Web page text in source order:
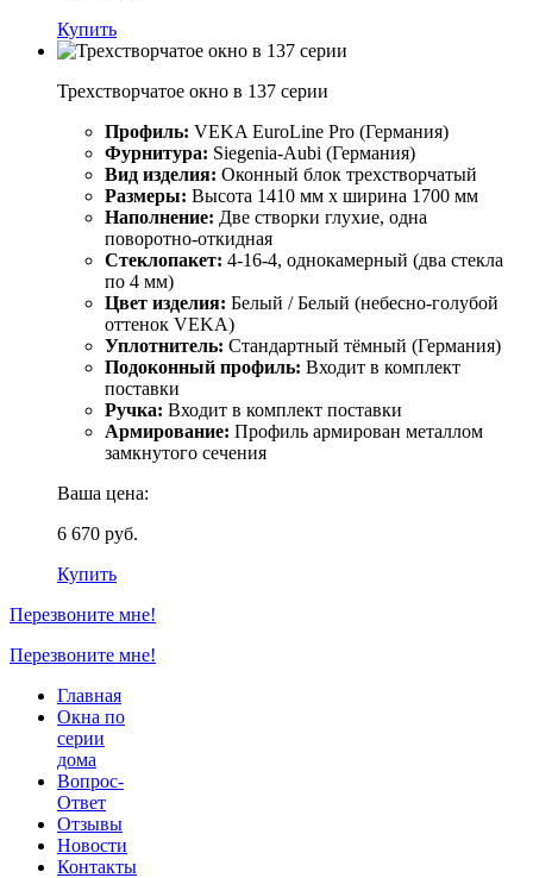
Купить
Трехстворчатое окно в 137 серии
Профиль: VEKA EuroLine Pro (Германия)
Фурнитура: Siegenia-Aubi (Германия)
Вид изделия: Оконный блок трехстворчатый
Размеры: Высота 1410 мм х ширина 1700 мм
Наполнение: Две створки глухие, одна
поворотно-откидная
Стеклопакет: 4-16-4, однокамерный (два стекла
по 4 мм)
Цвет изделия: Белый / Белый (небесно-голубой
оттенок VEKA)
Уплотнитель: Стандартный тёмный (Германия)
Подоконный профиль: Входит в комплект
поставки
Ручка: Входит в комплект поставки
Армирование: Профиль армирован металлом
замкнутого сечения
Ваша цена:
6 670 руб.
Купить
Перезвоните мне!
Перезвоните мне!
Главная
Окна по
серии
дома
Вопрос-
Ответ
Отзывы
Новости
Контакты